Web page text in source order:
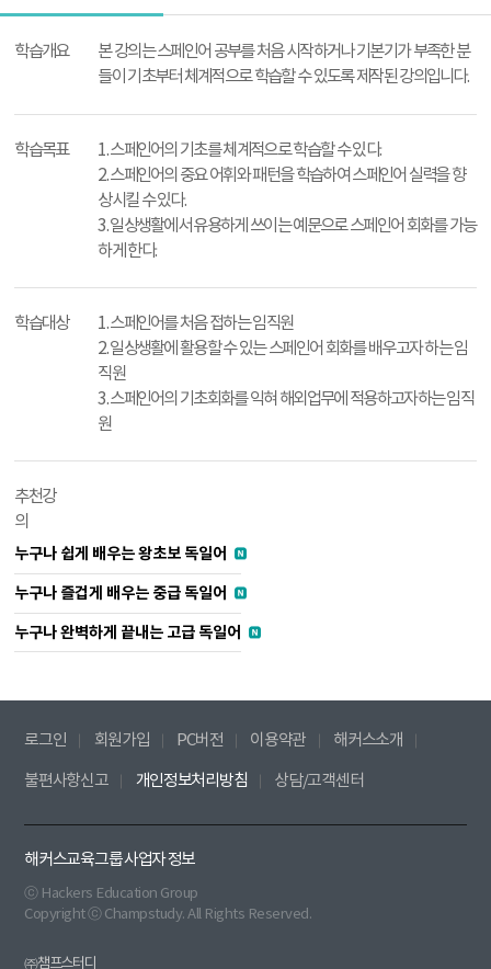
학습개요
본 강의는 스페인어 공부를 처음 시작하거나 기본기가 부족한 분
들이 기초부터 체계적으로 학습할 수 있도록 제작된 강의입니다.
학습목표
1. 스페인어의 기초를 체계적으로 학습할 수 있다.
2. 스페인어의 중요 어휘와 패턴을 학습하여 스페인어 실력을 향
상시킬 수 있다.
3. 일상생활에서 유용하게 쓰이는 예문으로 스페인어 회화를 가능
하게 한다.
학습대상
1. 스페인어를 처음 접하는 임직원
2. 일상생활에 활용할 수 있는 스페인어 회화를 배우고자 하는 임
직원
3. 스페인어의 기초회화를 익혀 해외업무에 적용하고자하는 임직
원
추천강
의
누구나 쉽게 배우는 왕초보 독일어
누구나 즐겁게 배우는 중급 독일어
누구나 완벽하게 끝내는 고급 독일어
로그인 회원가입 PC버전 이용약관 해커스소개
불편사항신고 개인정보처리방침 상담/고객센터
해커스교육그룹 사업자 정보
ⓒ Hackers Education Group
Copyright ⓒ Champstudy. All Rights Reserved.
㈜챔프스터디